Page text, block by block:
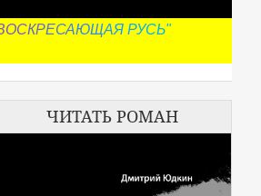
РУСЬ"
ЧИТАТЬ РОМАН